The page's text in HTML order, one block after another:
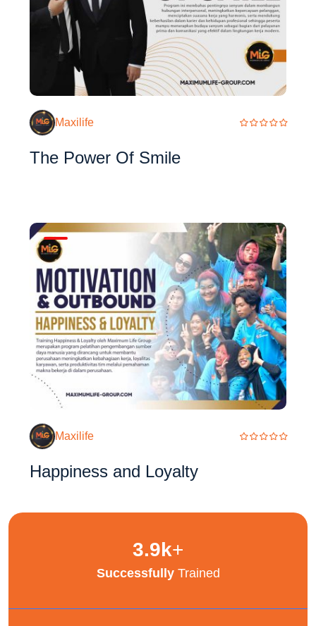
Maxilife
The Power Of Smile
Maxilife
Happiness and Loyalty
3.9k+
SuccessfullyTrained